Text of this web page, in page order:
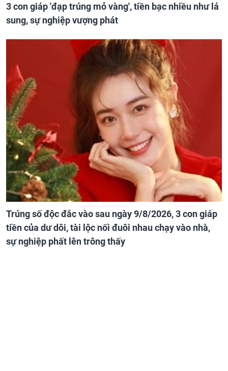
3 con giáp 'đạp trúng mỏ vàng', tiền bạc nhiều như lá
sung, sự nghiệp vượng phát
Trúng số độc đắc vào sau ngày 9/8/2026, 3 con giáp
tiền của dư dôi, tài lộc nối đuôi nhau chạy vào nhà,
sự nghiệp phất lên trông thấy